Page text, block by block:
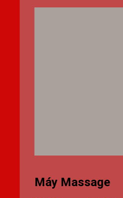
Máy Massage